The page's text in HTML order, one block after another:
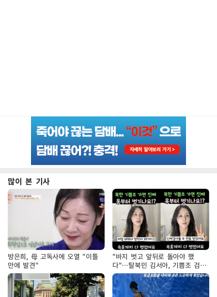
많이 본 기사
방은희, 母 고독사에 오열 "이틀
만에 발견"
"바지 벗고 앞뒤로 돌아야 했
다"…탈북민 김서아, 기쁨조 검사
수치심 회상